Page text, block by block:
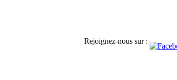
Rejoignez-nous sur :